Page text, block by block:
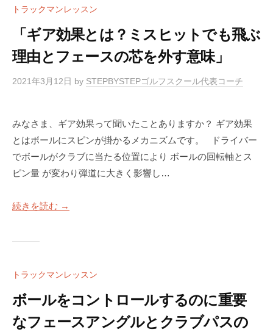
トラックマンレッスン
「ギア効果とは？ミスヒットでも飛ぶ
理由とフェースの芯を外す意味」
2021年3月12日 by STEPBYSTEPゴルフスクール代表コーチ
みなさま、ギア効果って聞いたことありますか？ ギア効果
とはボールにスピンが掛かるメカニズムです。 ドライバー
でボールがクラブに当たる位置により ボールの回転軸とス
ピン量 が変わり弾道に大きく影響し…
続きを読む →
トラックマンレッスン
ボールをコントロールするのに重要
なフェースアングルとクラブパスの